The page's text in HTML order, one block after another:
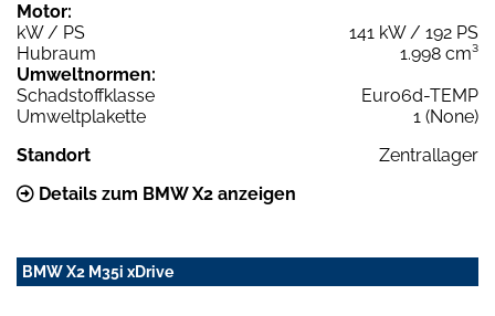
Motor:
kW / PS
141 kW / 192 PS
Hubraum
1.998 cm³
Umweltnormen:
Schadstoffklasse
Euro6d-TEMP
Umweltplakette
1 (None)
Standort
Zentrallager
Details zum BMW X2 anzeigen
BMW X2 M35i xDrive